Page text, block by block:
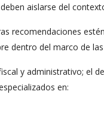
aislarse del
recomendaciones
dentro del marco de
y administrativo; el
en: